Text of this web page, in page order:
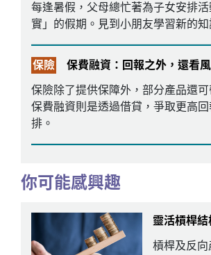
每逢暑假，父母總忙著為子女安排
實」的假期。見到小朋友學習新的知
保險
保費融資：回報之外，還看
保險除了提供保障外，部分產品還
保費融資則是透過借貸，爭取更高
排。
你可能感興趣
靈活槓桿結
槓桿及反